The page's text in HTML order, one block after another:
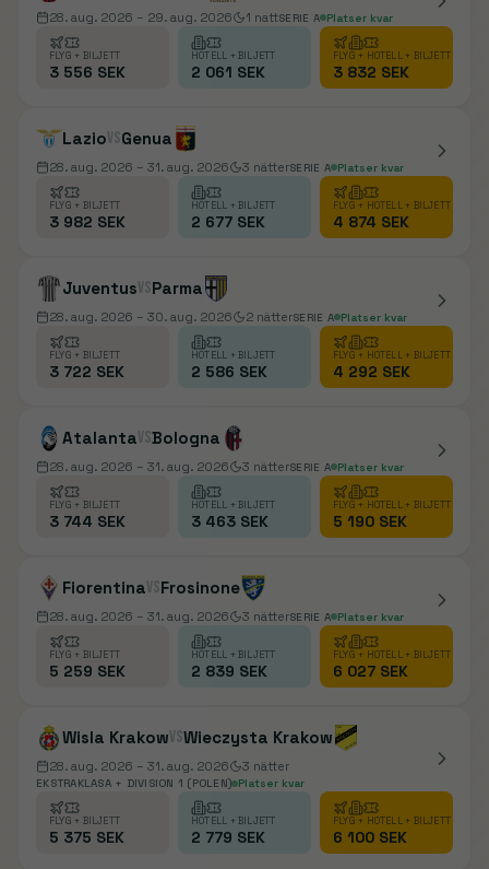
28. aug. 2026 – 29. aug. 2026 1 nattSERIE A Platser kvar
FLYG + BILJETT
3 556 SEK
HOTELL + BILJETT
2 061 SEK
FLYG + HOTELL + BILJETT
3 832 SEK
LaziovsGenua
28. aug. 2026 – 31. aug. 2026 3 nätterSERIE A Platser kvar
FLYG + BILJETT
3 982 SEK
HOTELL + BILJETT
2 677 SEK
FLYG + HOTELL + BILJETT
4 874 SEK
JuventusvsParma
28. aug. 2026 – 30. aug. 2026 2 nätterSERIE A Platser kvar
FLYG + BILJETT
3 722 SEK
HOTELL + BILJETT
2 586 SEK
FLYG + HOTELL + BILJETT
4 292 SEK
AtalantavsBologna
28. aug. 2026 – 31. aug. 2026 3 nätterSERIE A Platser kvar
FLYG + BILJETT
3 744 SEK
HOTELL + BILJETT
3 463 SEK
FLYG + HOTELL + BILJETT
5 190 SEK
FiorentinavsFrosinone
28. aug. 2026 – 31. aug. 2026 3 nätterSERIE A Platser kvar
FLYG + BILJETT
5 259 SEK
HOTELL + BILJETT
2 839 SEK
FLYG + HOTELL + BILJETT
6 027 SEK
Wisla KrakowvsWieczysta Krakow
28. aug. 2026 – 31. aug. 2026 3 nätter
EKSTRAKLASA + DIVISION 1 (POLEN) Platser kvar
FLYG + BILJETT
5 375 SEK
HOTELL + BILJETT
2 779 SEK
FLYG + HOTELL + BILJETT
6 100 SEK